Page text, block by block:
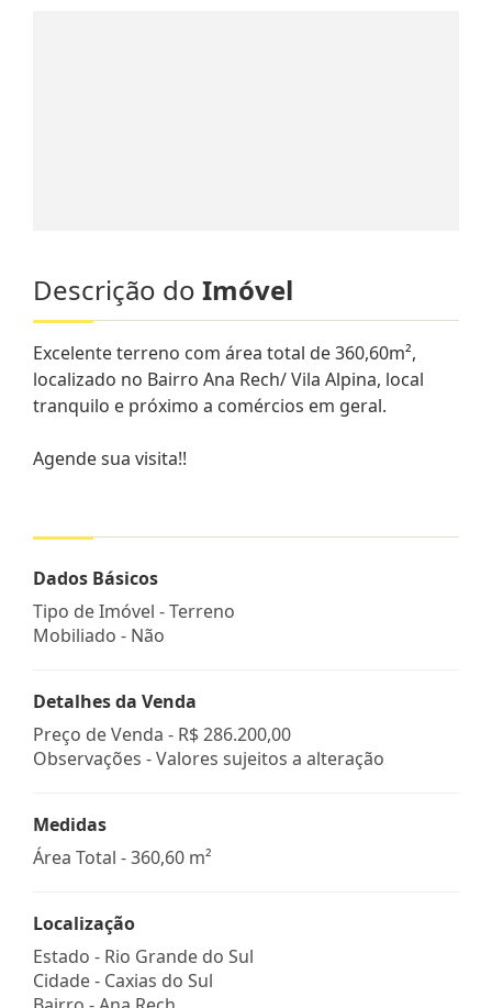
Descrição do Imóvel
Excelente terreno com área total de 360,60m²,
localizado no Bairro Ana Rech/ Vila Alpina, local
tranquilo e próximo a comércios em geral.
Agende sua visita!!
Dados Básicos
Tipo de Imóvel - Terreno
Mobiliado - Não
Detalhes da Venda
Preço de Venda - R$ 286.200,00
Observações - Valores sujeitos a alteração
Medidas
Área Total - 360,60 m²
Localização
Estado - Rio Grande do Sul
Cidade - Caxias do Sul